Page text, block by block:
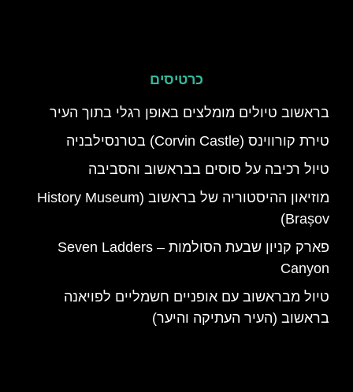
כרטיסים
בראשוב טיולים מומלצים באופן רגלי בתוך העיר
טירת קורווינס (Corvin Castle) בטרנסילבניה
טיול רכיבה על סוסים בבראשוב והסביבה
מוזיאון ההיסטוריה של בראשוב (History Museum
Brașov)
פארק קניון שבעת הסולמות – Seven Ladders
Canyon
טיול מבראשוב עם אופניים חשמליים לפויאנה
בראשוב (העיר העתיקה והיער)